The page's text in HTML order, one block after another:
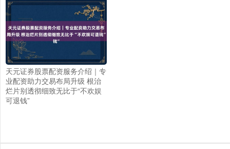
天元证券股票配资服务介绍｜专
业配资助力交易布局升级 根治
烂片别透彻细致无比于“不欢娱
可退钱”